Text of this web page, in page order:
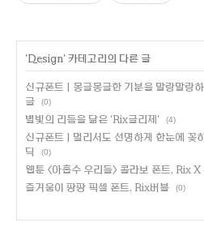
'Design' 카테고리의 다른 글
신규폰트 | 몽글몽글한 기분을 말랑말랑
글
(0)
별빛의 리듬을 닮은 'Rix글리제' (4)
신규폰트 | 멀리서도 선명하게 한눈에 꽂
딕
(0)
웹툰 <아홉수 우리들> 콜라보 폰트, Rix X
즐거움이 팡팡 픽셀 폰트, Rix버블 (0)